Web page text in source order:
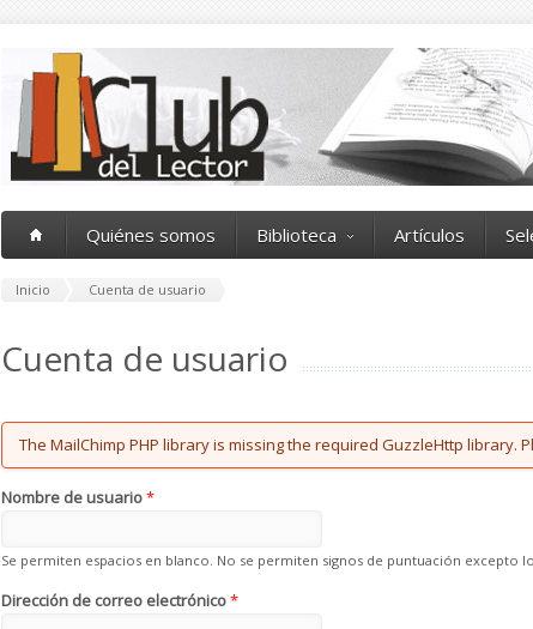
Quiénes somos Biblioteca Artículos
Inicio Cuenta de usuario
Cuenta de usuario
Error message
The MailChimp PHP library is missing the required GuzzleHttp library.
Nombre de usuario*
Se permiten espacios en blanco. No se permiten signos de puntuación excepto
Dirección de correo electrónico*